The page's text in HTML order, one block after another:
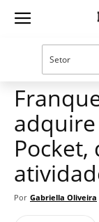
Guia
Sucesso
Mercado de franquias
Pocket,
Por Gabriella Oliveira